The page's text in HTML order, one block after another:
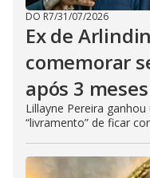
DO R7/31/07/2026
Ex de
comemorar
após 3
Lillayne Pereira
“livramento” de ficar